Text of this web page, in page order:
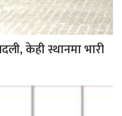
केही स्थानमा भारी